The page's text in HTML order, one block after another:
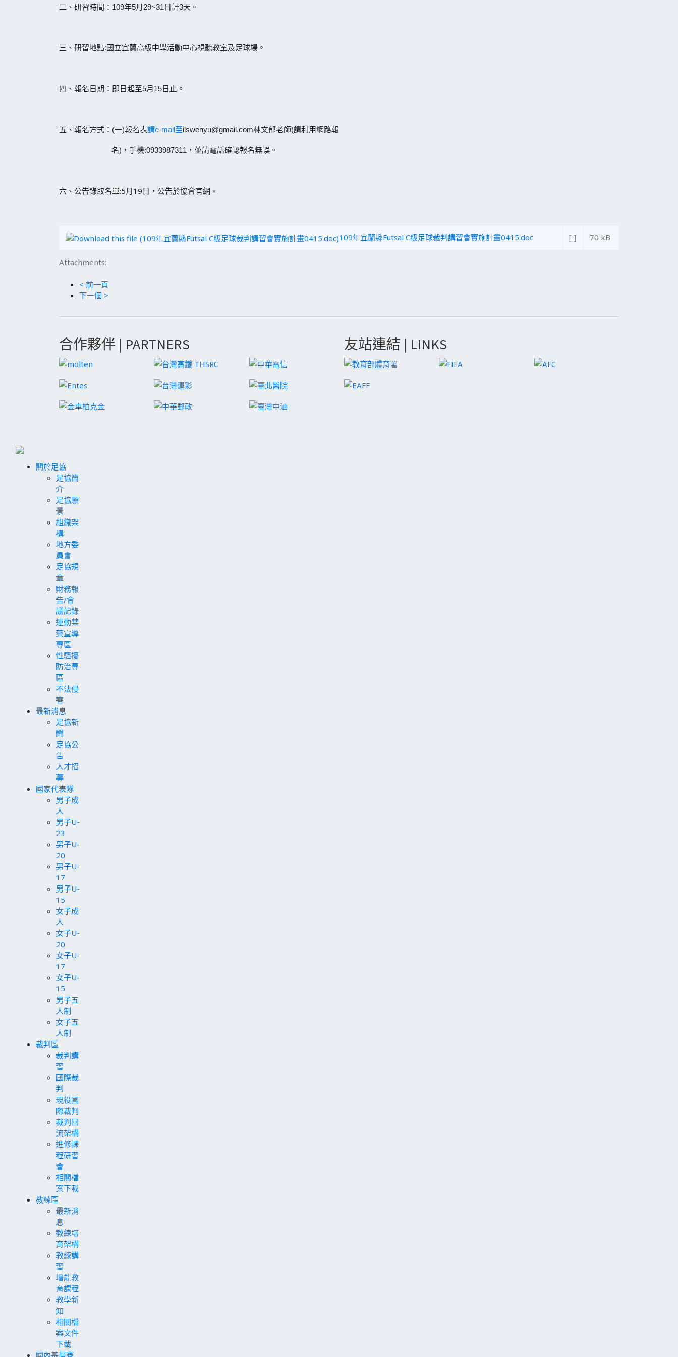
二、研習時間：109年5月29~31日計3天。
三、研習地點:國立宜蘭高級中學活動中心視聽教室及足球場。
四、報名日期：即日起至5月15日止。
五、報名方式：(一)報名表請e-mail至ilswenyu@gmail.com林文郁老師(請利用網路報
名)，手機:0933987311，並請電話確認報名無誤。
六、公告錄取名單:5月19日，公告於協會官網。
Attachments:
109年宜蘭縣Futsal C級足球裁判講習會實施計畫0415.doc [ ] 70 kB
< 前一頁
下一個 >
合作夥伴 | PARTNERS 友站連結 | LINKS
關於足協
足協簡
介
足協願
景
組織架
構
地方委
員會
足協規
章
財務報
告/會
議記錄
運動禁
藥宣導
專區
性騷擾
防治專
區
不法侵
害
最新消息
足協新
聞
足協公
告
人才招
募
國家代表隊
男子成
人
男子U-
23
男子U-
20
男子U-
17
男子U-
15
女子成
人
女子U-
20
女子U-
17
女子U-
15
男子五
人制
女子五
人制
裁判區
裁判講
習
國際裁
判
現役國
際裁判
裁判回
流架構
進修課
程研習
會
相關檔
案下載
教練區
最新消
息
教練培
育架構
教練講
習
增能教
育課程
教學新
知
相關檔
案文件
下載
國內基層賽